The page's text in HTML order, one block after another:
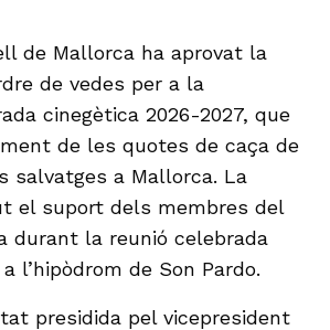
de Mallorca ha aprovat la
de vedes per a la
cinegètica 2026-2027, que
de les quotes de caça de
salvatges a Mallorca. La
el suport dels membres del
durant la reunió celebrada
l’hipòdrom de Son Pardo.
presidida pel vicepresident